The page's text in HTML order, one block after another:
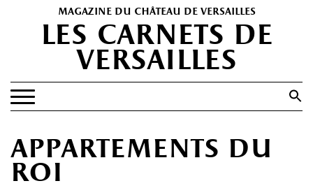
magazine du château de versailles
les carnets de
versailles
Search Button
PATRIMOINE
appartements du
roi